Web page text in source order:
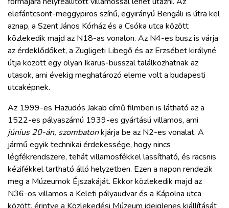
elefántcsont-meggypiros színű, egyirányú Bengáli is útra kel
aznap, a Szent János Kórház és a Csóka utca között
közlekedik majd az N18-as vonalon. Az N4-es busz is várja
az érdeklődőket, a Zugligeti Libegő és az Erzsébet királyné
útja között egy olyan Ikarus-busszal találkozhatnak az
utasok, ami évekig meghatározó eleme volt a budapesti
utcaképnek.
Az 1999-es Hazudós Jakab című filmben is látható az a
1522-es pályaszámú 1939-es gyártású villamos, ami
június 20-án, szombatonkjárja be az N2-es vonalat. A
jármű egyik technikai érdekessége, hogy nincs
légfékrendszere, tehát villamosfékkel lassítható, és racsnis
kézifékkel tartható álló helyzetben. Ezen a napon rendezik
meg a Múzeumok Éjszakáját. Ekkor közlekedik majd az
N36-os villamos a Keleti pályaudvar és a Kápolna utca